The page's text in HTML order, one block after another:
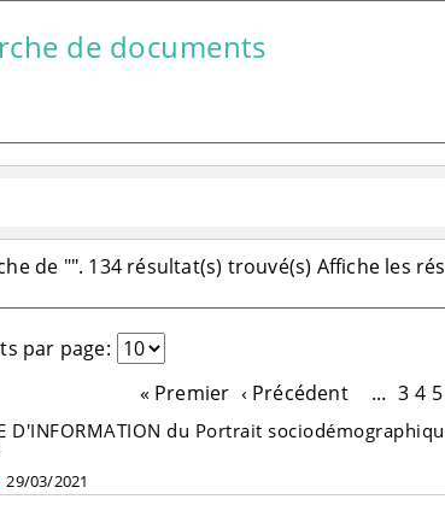
de documents
de "". 134 résultat(s) trouvé(s) Affiche les
par page:
« Premier ‹ Précédent ... 3 4 5
D'INFORMATION du Portrait
29/03/2021